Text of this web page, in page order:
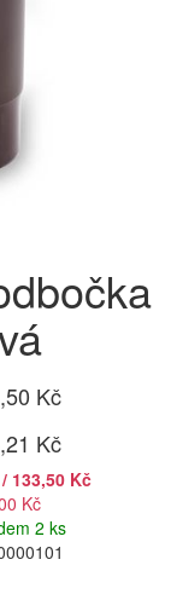
Kč
Kč
133,50 Kč
Kč
2 ks